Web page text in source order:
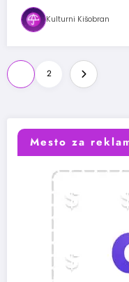
Kulturni Kišobran
Paginacija
članaka
2
Mesto za